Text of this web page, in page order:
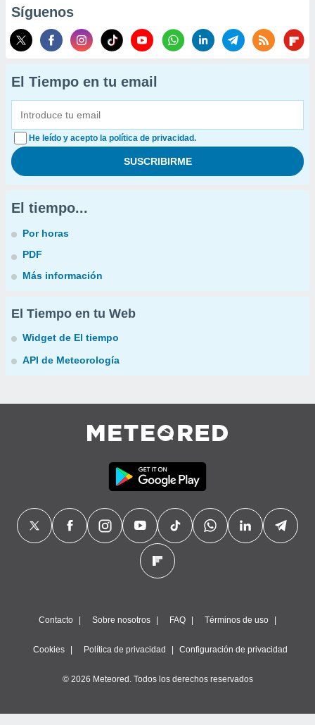
Síguenos
El Tiempo en tu email
He leído y acepto la política de privacidad.
El tiempo...
Por horas
PDF
Más información
El Tiempo en tu Web
Widget de El tiempo
API de Meteorología
Contacto Sobre nosotros FAQ Términos de uso
Cookies Política de privacidad Configuración de privacidad
© 2026 Meteored. Todos los derechos reservados